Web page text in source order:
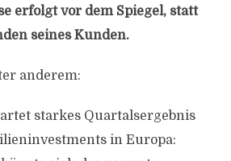
erfolgt vor dem Spiegel, statt
seines Kunden.
anderem:
starkes Quartalsergebnis
in Europa: